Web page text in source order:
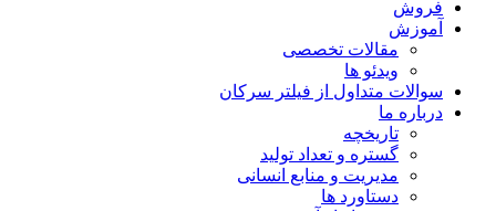
فروش
آموزش
مقالات تخصصی
ویدئو ها
سوالات متداول از فیلتر سرکان
درباره ما
تاریخچه
گستره و تعداد تولید
مدیریت و منابع انسانی
دستاورد ها